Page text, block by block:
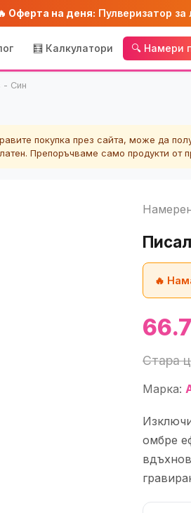
Оферта на деня: Пулверизатор
🧮 Калкулатори 🔍 Намери
- Син
покупка през сайта, може да
Препоръчваме само продукти от
🔥
Стара
Марка:
омбре